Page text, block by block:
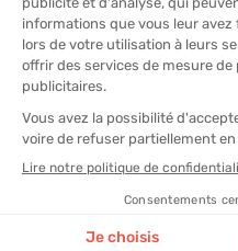
Gestion des